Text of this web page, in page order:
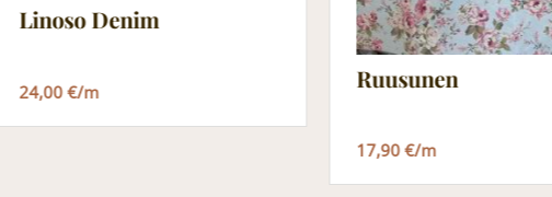
Linoso Denim
24,00 €/m Ruusunen
17,90 €/m